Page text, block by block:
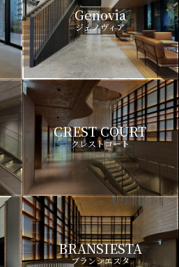
Genovia
ジェノヴィア
CREST COURT
クレストコート
BRANSIESTA
ブランシエスタ